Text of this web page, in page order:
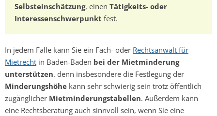
Selbsteinschätzung, einen Tätigkeits- oder
Interessenschwerpunkt fest.
In jedem Falle kann Sie ein Fach- oder Rechtsanwalt für
Mietrecht in Baden-Baden bei der Mietminderung
unterstützen. denn insbesondere die Festlegung der
Minderungshöhe kann sehr schwierig sein trotz öffentlich
zugänglicher Mietminderungstabellen. Außerdem kann
eine Rechtsberatung auch sinnvoll sein, wenn Sie eine